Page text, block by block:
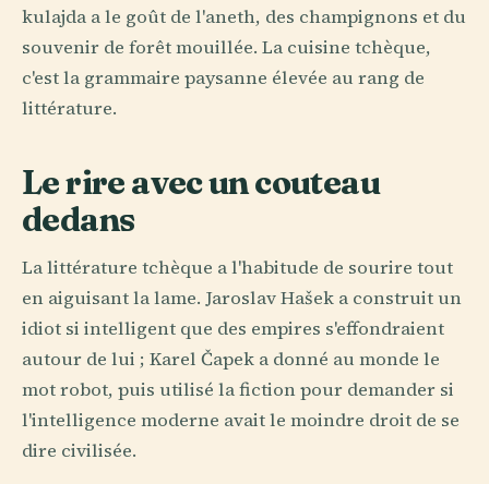
kulajda a le goût de l'aneth, des champignons et du
souvenir de forêt mouillée. La cuisine tchèque,
c'est la grammaire paysanne élevée au rang de
littérature.
Le rire avec un couteau
dedans
La littérature tchèque a l'habitude de sourire tout
en aiguisant la lame. Jaroslav Hašek a construit un
idiot si intelligent que des empires s'effondraient
autour de lui ; Karel Čapek a donné au monde le
mot robot, puis utilisé la fiction pour demander si
l'intelligence moderne avait le moindre droit de se
dire civilisée.